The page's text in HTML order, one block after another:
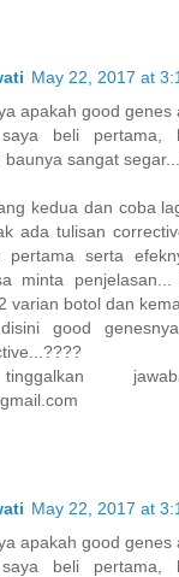
May 22, 2017 at
apakah good genes
saya beli pertama,
sangat
kedua dan coba
ada tulisan
pertama serta
minta
varian botol dan
good
tinggalkan
May 22, 2017 at
apakah good genes
saya beli pertama,